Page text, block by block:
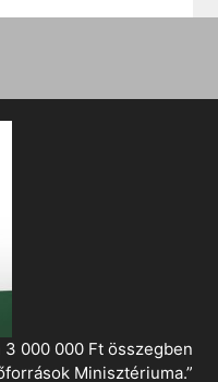
3 000 000 Ft összegben
Minisztériuma.”